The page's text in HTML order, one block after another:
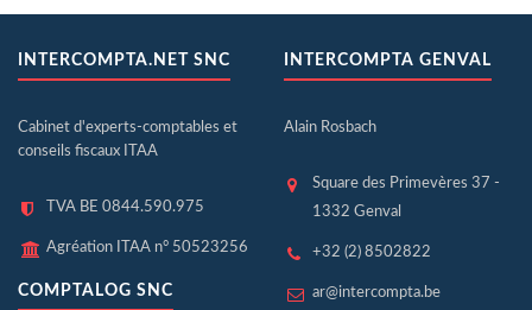
INTERCOMPTA.NET SNC
Cabinet d'experts-comptables et
conseils fiscaux ITAA
TVA BE 0844.590.975
Agréation ITAA n° 50523256
COMPTALOG SNC
INTERCOMPTA GENVAL
Alain Rosbach
Square des Primevères 37 -
1332 Genval
+32 (2) 8502822
ar@intercompta.be